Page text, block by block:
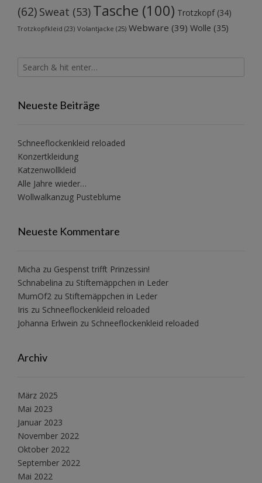
(62) Sweat (53) Tasche (100) Trotzkopf(34)
Trotzkopfkleid (23) Volantjacke (25) Webware (39) Wolle (35)
Neueste Beiträge
Schneeflockenkleid reloaded
Konzertkleidung
Katzenwollkleid
Alle Jahre wieder…
Wollwalkanzug Pusteblume
Neueste Kommentare
Micha zu Gespenst trifft Prinzessin!
Schnabelina zu Stiftemäppchen in Leder
MumOf2 zu Stiftemäppchen in Leder
Iris zu Schneeflockenkleid reloaded
Johanna Erlwein zu Schneeflockenkleid reloaded
Archiv
März 2025
Mai 2023
Januar 2023
November 2022
Oktober 2022
September 2022
Mai 2022